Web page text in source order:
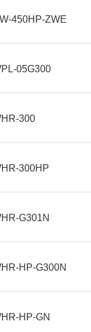
450HP-ZWE
05G300
300
300HP
G301N
HP-G300N
HP-GN